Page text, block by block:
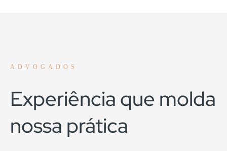
ADVOGADOS
Experiência que molda
nossa prática